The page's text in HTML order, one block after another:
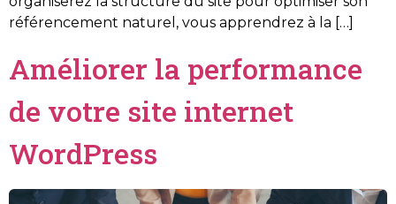
référencement naturel, vous apprendrez à la […]
Améliorer la performance
de votre site internet
WordPress